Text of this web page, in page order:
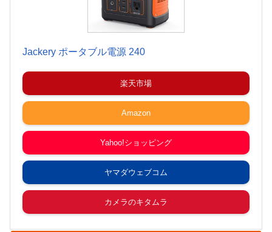
Jackery ポータブル電源 240
楽天市場
Amazon
Yahoo!ショッピング
ヤマダウェブコム
カメラのキタムラ